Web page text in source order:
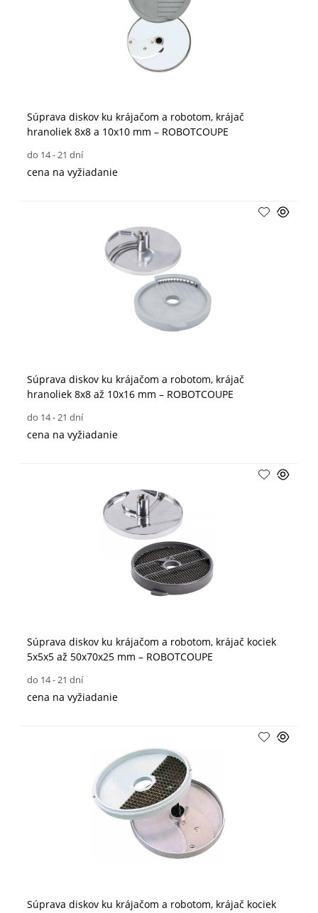
Súprava diskov ku krájačom a robotom, krájač
hranoliek 8x8 a 10x10 mm – ROBOTCOUPE
do 14 - 21 dní
cena na vyžiadanie
Súprava diskov ku krájačom a robotom, krájač
hranoliek 8x8 až 10x16 mm – ROBOTCOUPE
do 14 - 21 dní
cena na vyžiadanie
Súprava diskov ku krájačom a robotom, krájač kociek
5x5x5 až 50x70x25 mm – ROBOTCOUPE
do 14 - 21 dní
cena na vyžiadanie
Súprava diskov ku krájačom a robotom, krájač kociek